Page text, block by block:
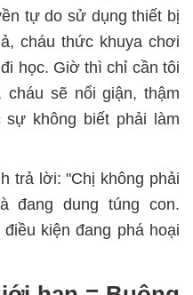
tự do sử dụng thiết bị
cháu thức khuya chơi
học. Giờ thì chỉ cần tôi
cháu sẽ nổi giận, thậm
không biết phải làm
trả lời: "Chị không phải
đang dung túng con.
kiện đang phá hoại